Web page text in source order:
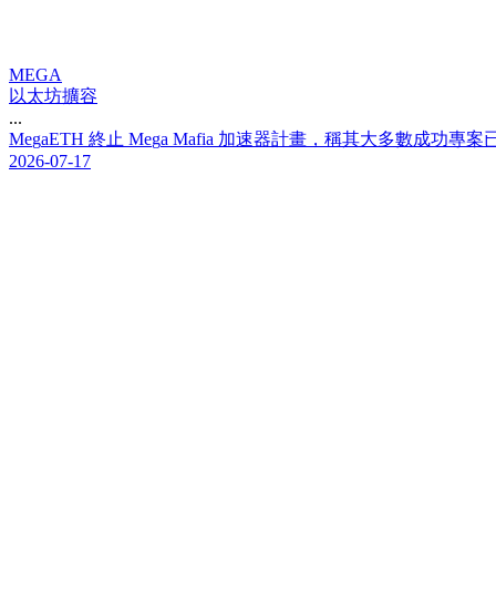
MEGA
以太坊擴容
...
MegaETH 終 止 Mega Mafia 加速器計畫 ， 稱其大多數成功專案
2026-07-17